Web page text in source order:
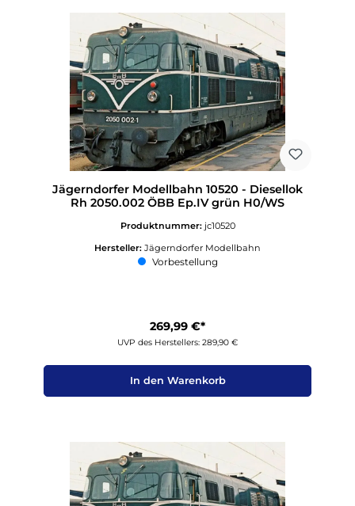
Jägerndorfer Modellbahn 10520 - Diesellok
Rh 2050.002 ÖBB Ep.IV grün H0/WS
Produktnummer: jc10520
Hersteller: Jägerndorfer Modellbahn
Vorbestellung
269,99 €*
UVP des Herstellers: 289,90 €
In den Warenkorb